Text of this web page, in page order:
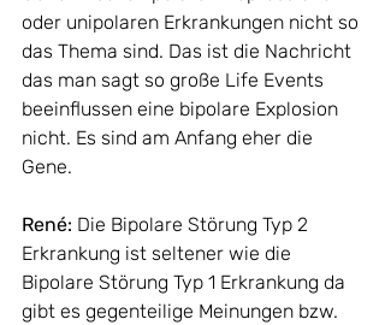
oder unipolaren Erkrankungen nicht so
das Thema sind. Das ist die Nachricht
das man sagt so große Life Events
beeinflussen eine bipolare Explosion
nicht. Es sind am Anfang eher die
Gene.
René: Die Bipolare Störung Typ 2
Erkrankung ist seltener wie die
Bipolare Störung Typ 1 Erkrankung da
gibt es gegenteilige Meinungen bzw.